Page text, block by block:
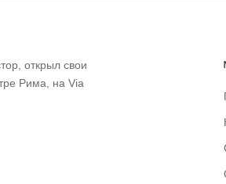
открыл свои
Рима, на Via